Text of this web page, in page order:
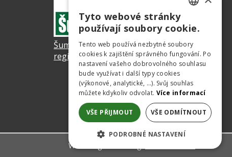
ŠumavaNet.CZ - informace o
regionu
Webdesign & hosting:
ENGLISH
Tyto webové stránky
používají soubory cookie.
Tento web používá nezbytné soubory
cookies k zajištění správného fungování. Po
nastavení vašeho dobrovolného souhlasu
bude využívat i další typy cookies
(výkonové, analytické, …). Svůj souhlas
můžete kdykoliv odvolat. Více informací
VŠE PŘIJMOUT VŠE ODMÍTNOUT
PODROBNÉ NASTAVENÍ
NEZBYTNĚ NUTNÉ SOUBORY